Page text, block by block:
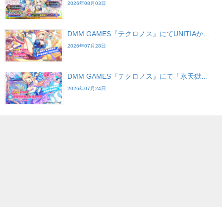
2026年08月03日
DMM GAMES『テクロノス』にてUNITIAか…
2026年07月28日
DMM GAMES『テクロノス』にて「氷天獄…
2026年07月24日